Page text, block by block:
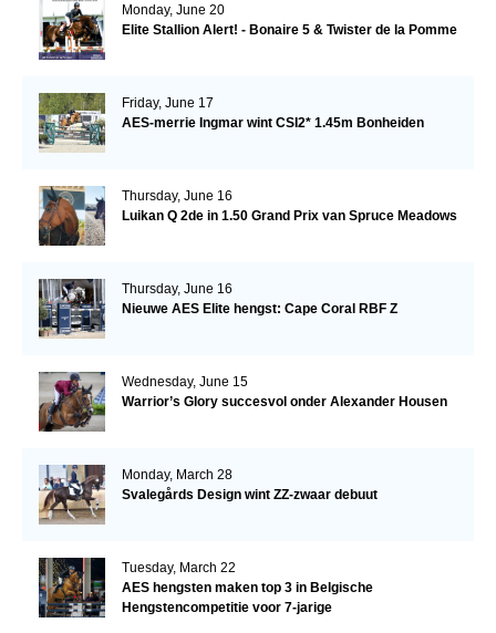
Monday, June 20
Elite Stallion Alert! - Bonaire 5 & Twister de la Pomme
Friday, June 17
AES-merrie Ingmar wint CSI2* 1.45m Bonheiden
Thursday, June 16
Luikan Q 2de in 1.50 Grand Prix van Spruce Meadows
Thursday, June 16
Nieuwe AES Elite hengst: Cape Coral RBF Z
Wednesday, June 15
Warrior’s Glory succesvol onder Alexander Housen
Monday, March 28
Svalegårds Design wint ZZ-zwaar debuut
Tuesday, March 22
AES hengsten maken top 3 in Belgische
Hengstencompetitie voor 7-jarige